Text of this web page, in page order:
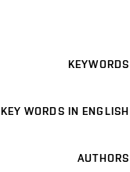
KEYWORDS
KEY WORDS IN ENGLISH
AUTHORS